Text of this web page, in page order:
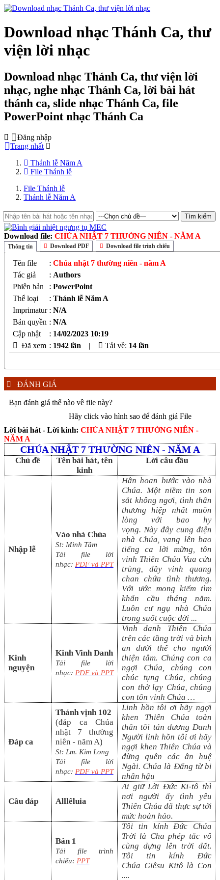
Download nhạc Thánh Ca, thư
viện lời nhạc
Download nhạc Thánh Ca, thư viện lời
nhạc, nghe nhạc Thánh Ca, lời bài hát
thánh ca, slide nhạc Thánh Ca, file
PowerPoint nhạc Thánh Ca
Đăng nhập
Trang nhất
Thánh lễ Năm A
File Thánh lễ
File Thánh lễ
Thánh lễ Năm A
Download file: CHÚA NHẬT 7 THƯỜNG NIÊN - NĂM A
Thông tin Download PDF Download file trình chiếu
Tên file : Chúa nhật 7 thường niên - năm A
Tác giả
: Authors
Phiên bản
: PowerPoint
Thể loại
: Thánh lễ Năm A
Imprimatur : N/A
Bản quyền : N/A
Cập nhật
: 14/02/2023 10:19
Đã xem : 1942 lần | Tải về: 14 lần
ĐÁNH GIÁ
Bạn đánh giá thế nào về file này?
Hãy click vào hình sao để đánh giá File
Lời bài hát - Lời kinh: CHÚA NHẬT 7 THƯỜNG NIÊN -
NĂM A
CHÚA NHẬT 7 THƯỜNG NIÊN- NĂM A
Chủ đề
Tên bài hát, tên
kinh
Lời câu đầu
Nhập lễ
Vào nhà Chúa
St: Minh Tâm
Tải file lời
nhạc: PDF và PPT
Hân hoan bước vào nhà
Chúa. Một niềm tin son
sắt không ngơi, tình thân
thương hiệp nhất muôn
lòng với bao hy
vọng. Này đây cung điện
nhà Chúa, vang lên bao
tiếng ca lời mừng, tôn
vinh Thiên Chúa Vua cửu
trùng, đầy vinh quang
chan chứa tình thương.
Với ước mong kiếm tìm
khẩn cầu tháng năm.
Luôn cư ngụ nhà Chúa
trong suốt cuộc đời ...
Kinh
nguyện
Kinh Vinh Danh
Tải file lời
nhạc: PDF và PPT
Vinh danh Thiên Chúa
trên các tầng trời và bình
an dưới thế cho người
thiện tâm. Chúng con ca
ngợi Chúa, chúng con
chúc tụng Chúa, chúng
con thờ lạy Chúa, chúng
con tôn vinh Chúa …
Đáp ca
Thánh vịnh 102
(đáp ca Chúa
nhật 7
thường
niên - năm A)
St: Lm. Kim Long
Tải file lời
nhạc: PDF và PPT
Linh hồn tôi ơi hãy ngợi
khen Thiên Chúa toàn
thân tôi tán dương Danh
Người linh hồn tôi ơi hãy
ngợi khen Thiên Chúa và
đừng quên các ân huệ
Ngài. Chúa là Đấng từ bi
nhân hậu
Câu đáp Alllêluia
Ai giữ Lời Đức Ki-tô thì
nơi người ấy tình yêu
Thiên Chúa đã thực sự tới
mức hoàn hảo.
Bản 1
Tải file trình
chiếu: PPT
Tôi tin kính Đức Chúa
Trời là Cha phép tắc vô
cùng dựng lên trời đất.
Tôi tin kính Đức
Chúa Giêsu Kitô là Con
....